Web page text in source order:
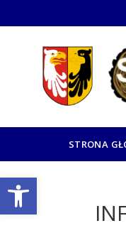
Otwórz pasek narzędzi
STRONA